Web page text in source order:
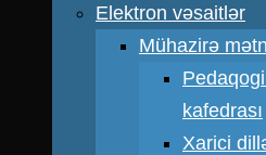
Elektron vəsaitlər
Mühazirə
kafedrası
Xarici